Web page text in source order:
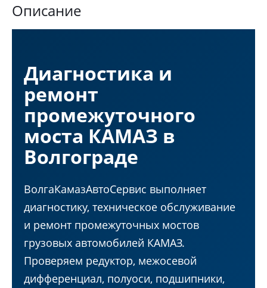
Описание
Диагностика и
ремонт
промежуточного
моста КАМАЗ в
Волгограде
ВолгаКамазАвтоСервис выполняет
диагностику, техническое обслуживание
и ремонт промежуточных мостов
грузовых автомобилей КАМАЗ.
Проверяем редуктор, межосевой
дифференциал, полуоси, подшипники,